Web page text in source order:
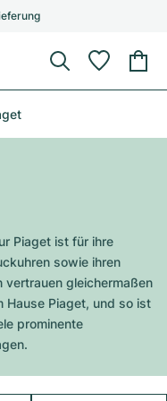
Piaget ist für ihre
sowie ihren
vertrauen gleichermaßen
Hause Piaget, und so ist
prominente